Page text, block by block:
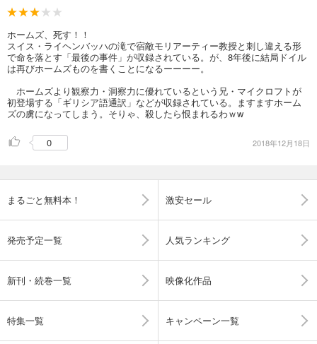
ホームズ、死す！！
スイス・ライヘンバッハの滝で宿敵モリアーティー教授と刺し違える形
で命を落とす「最後の事件」が収録されている。が、8年後に結局ドイル
は再びホームズものを書くことになるーーーー。
ホームズより観察力・洞察力に優れているという兄・マイクロフトが
初登場する「ギリシア語通訳」などが収録されている。ますますホーム
ズの虜になってしまう。そりゃ、殺したら恨まれるわｗw
0 2018年12月18日
まるごと無料本！ 激安セール
発売予定一覧 人気ランキング
新刊・続巻一覧 映像化作品
特集一覧 キャンペーン一覧